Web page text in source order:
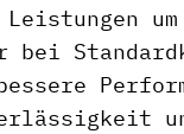
bei